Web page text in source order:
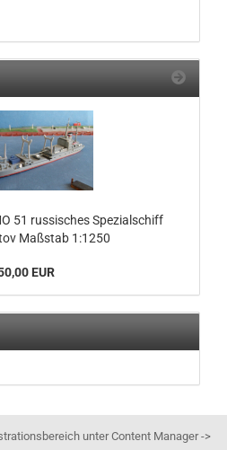
51 russisches Spezialschiff
Maßstab 1:1250
EUR
unter Content Manager ->